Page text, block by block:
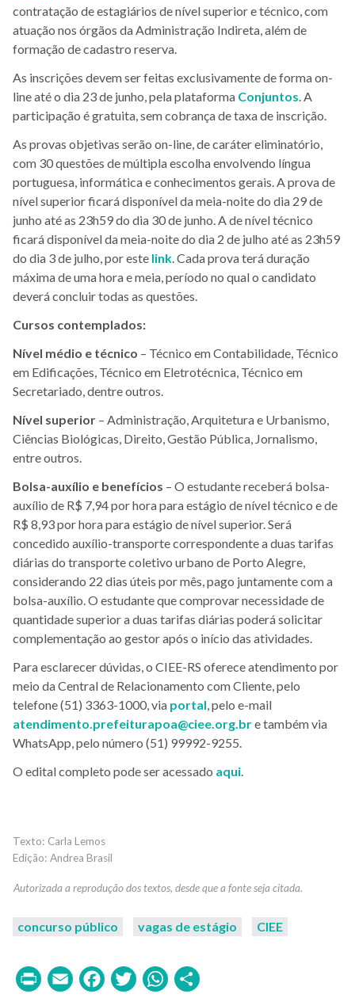
contratação de estagiários de nível superior e técnico, com
atuação nos órgãos da Administração Indireta, além de
formação de cadastro reserva.
As inscrições devem ser feitas exclusivamente de forma on-
line até o dia 23 de junho, pela plataforma Conjuntos A
participação é gratuita, sem cobrança de taxa de inscrição.
As provas objetivas serão on-line, de caráter eliminatório,
com 30 questões de múltipla escolha envolvendo língua
portuguesa, informática e conhecimentos gerais. A prova de
nível superior ficará disponível da meia-noite do dia 29 de
junho até as 23h59 do dia 30 de junho. A de nível técnico
ficará disponível da meia-noite do dia 2 de julho até as 23h59
do dia 3 de julho, por este link . Cada prova terá duração
máxima de uma hora e meia, período no qual o candidato
deverá concluir todas as questões.
Cursos contemplados:
Nível médio e técnico – Técnico em Contabilidade, Técnico
em Edificações, Técnico em Eletrotécnica, Técnico em
Secretariado, dentre outros.
Nível superior – Administração, Arquitetura e Urbanismo,
Ciências Biológicas, Direito, Gestão Pública, Jornalismo,
entre outros.
Bolsa-auxílio e benefícios – O estudante receberá bolsa-
auxílio de R$ 7,94 por hora para estágio de nível técnico e de
R$ 8,93 por hora para estágio de nível superior. Será
concedido auxílio-transporte correspondente a duas tarifas
diárias do transporte coletivo urbano de Porto Alegre,
considerando 22 dias úteis por mês, pago juntamente com a
bolsa-auxílio. O estudante que comprovar necessidade de
quantidade superior a duas tarifas diárias poderá solicitar
complementação ao gestor após o início das atividades.
Para esclarecer dúvidas, o CIEE-RS oferece atendimento por
meio da Central de Relacionamento com Cliente, pelo
telefone (51) 3363-1000, via portal , pelo e-mail
atendimento.prefeiturapoa@ciee.org.bre também via
WhatsApp, pelo número (51) 99992-9255.
O edital completo pode ser acessado aqui
Carla Lemos
Andrea Brasil
concurso público vagas de estágio CIEE
PrintEmailFacebook
TwitterWhatsApp